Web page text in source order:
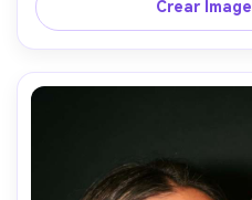
moderno, gradación de
Crear